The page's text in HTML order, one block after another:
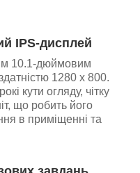
IPS-дисплей
10.1-дюймовим
1280 x 800.
кути огляду, чітку
що робить його
в приміщенні та